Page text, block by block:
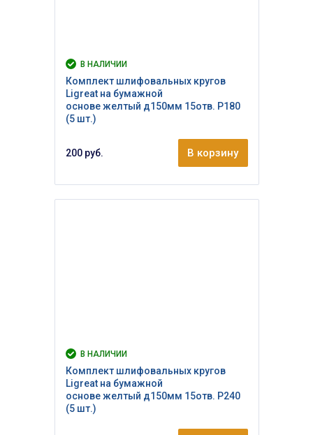
В НАЛИЧИИ
Комплект шлифовальных кругов
Ligreat на бумажной
основе желтый д150мм 15отв. Р180
(5 шт.)
200 руб. В корзину
В НАЛИЧИИ
Комплект шлифовальных кругов
Ligreat на бумажной
основе желтый д150мм 15отв. Р240
(5 шт.)